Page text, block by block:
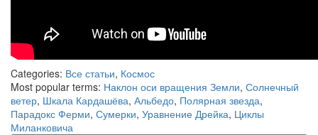
Categories: Все статьи, Космос
Most popular terms: Наклон оси вращения Земли, Солнечный
ветер, Шкала Кардашёва, Альбедо, Полярная звезда,
Парадокс Ферми, Сумерки, Уравнение Дрейка, Циклы
Миланковича